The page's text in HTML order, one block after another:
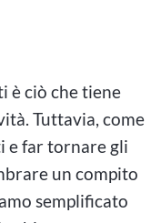
è ciò che tiene
Tuttavia, come
e far tornare gli
un compito
semplificato